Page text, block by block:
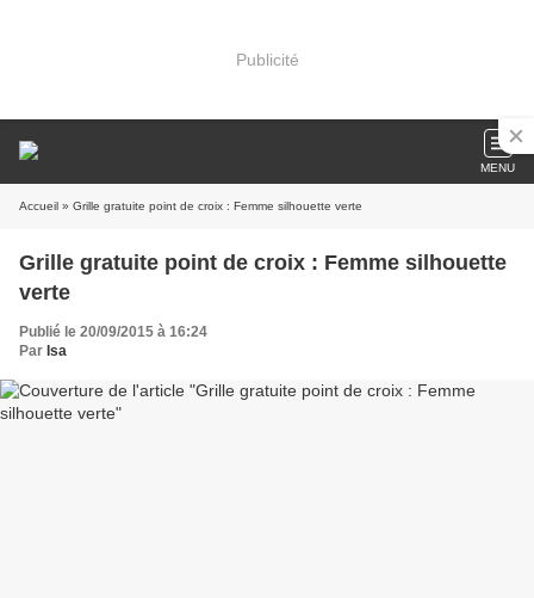
Publicité
MENU
Accueil » Grille gratuite point de croix : Femme silhouette verte
Grille gratuite point de croix : Femme silhouette
verte
Publié le 20/09/2015 à 16:24
Par Isa